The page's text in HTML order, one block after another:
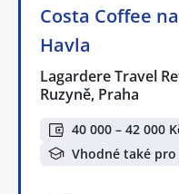
Costa Coffee
Havla
Lagardere Travel
Ruzyně, Praha
40 000 – 42 000
Vhodné také